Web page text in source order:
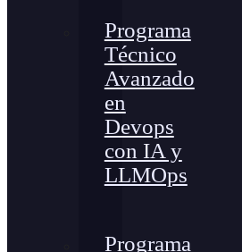
Programa
Técnico
Avanzado
en
Devops
con IA y
LLMOps
Programa